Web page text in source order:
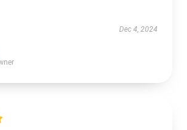
Dec 4, 2024